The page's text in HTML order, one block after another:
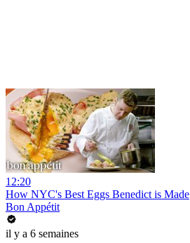
12:20
How NYC's Best Eggs Benedict is Made
Bon Appétit
il y a 6 semaines